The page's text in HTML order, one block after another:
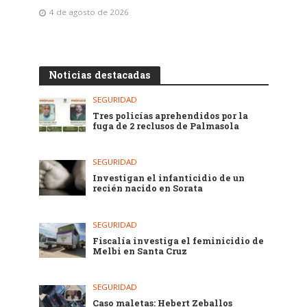
4 de agosto de 2026
Noticias destacadas
SEGURIDAD
Tres policías aprehendidos por la
fuga de 2 reclusos de Palmasola
SEGURIDAD
Investigan el infanticidio de un
recién nacido en Sorata
SEGURIDAD
Fiscalía investiga el feminicidio de
Melbi en Santa Cruz
SEGURIDAD
Caso maletas: Hebert Zeballos